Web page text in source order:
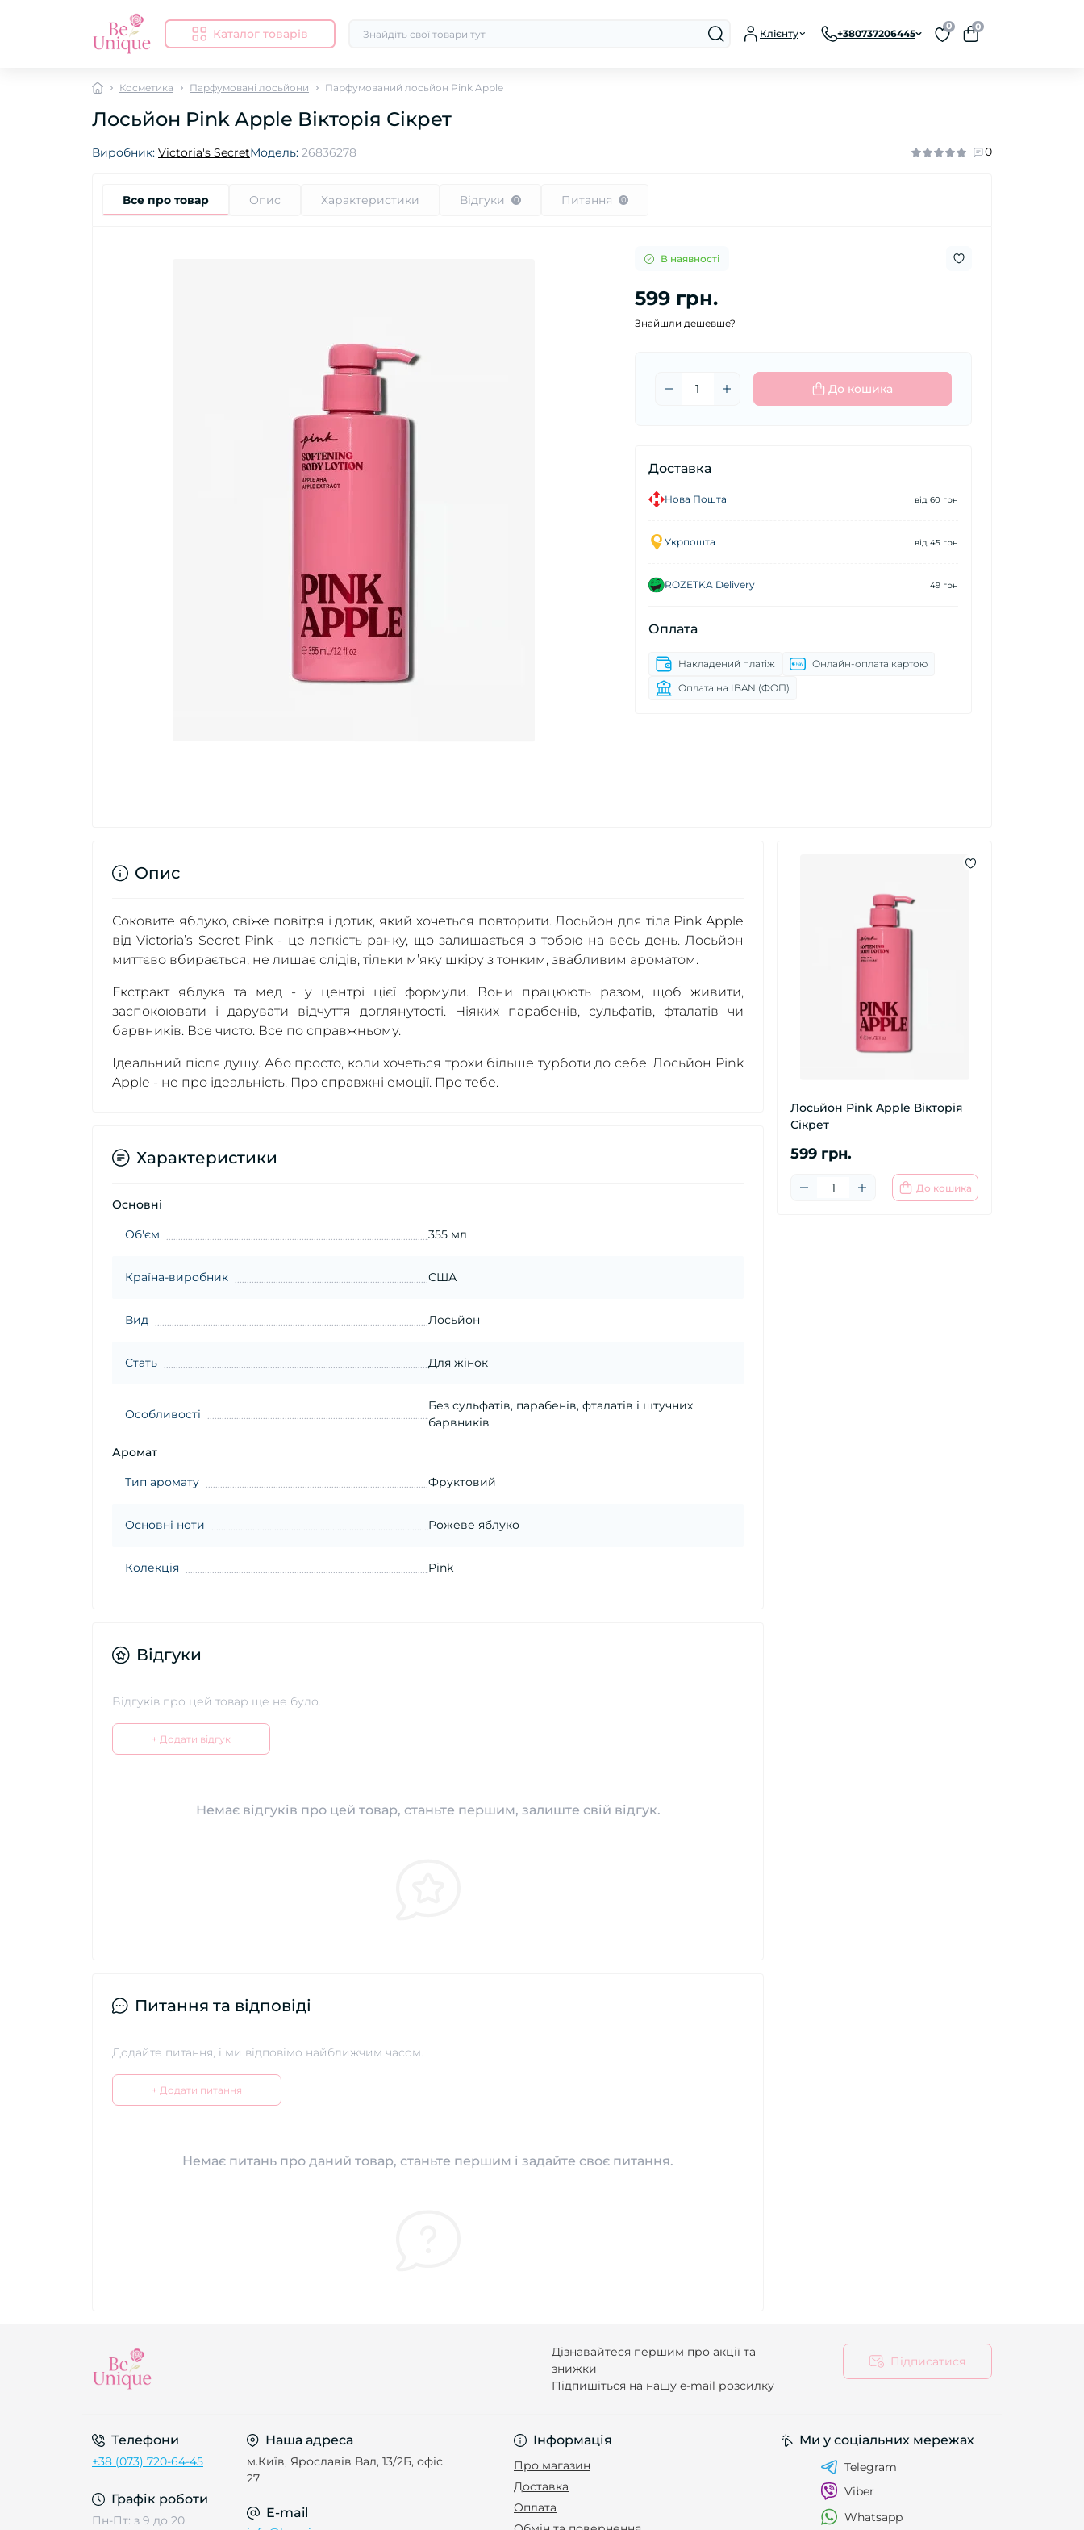
Каталог товарів Клієнту +380737206445
0 0
Косметика Парфумовані лосьйони Парфумований лосьйон Pink Apple
Лосьйон Pink Apple Вікторія Сікрет
Виробник: Victoria's SecretМодель: 26836278 0
Все про товар Опис Характеристики Відгуки 0 Питання 0
В наявності
599 грн.
Знайшли дешевше?
До кошика
Доставка
Нова Пошта від 60 грн
Укрпошта від 45 грн
ROZETKA Delivery 49 грн
Оплата
Накладений платіж
Онлайн-оплата картою
Оплата на IBAN (ФОП)
Лосьйон Pink Apple Вікторія
Сікрет
599 грн.
До кошика
Опис
Соковите яблуко, свіже повітря і дотик, який хочеться повторити. Лосьйон для тіла Pink Apple
від Victoria’s Secret Pink - це легкість ранку, що залишається з тобою на весь день. Лосьйон
миттєво вбирається, не лишає слідів, тільки м’яку шкіру з тонким, звабливим ароматом.
Екстракт яблука та мед - у центрі цієї формули. Вони працюють разом, щоб живити,
заспокоювати і дарувати відчуття доглянутості. Ніяких парабенів, сульфатів, фталатів чи
барвників. Все чисто. Все по справжньому.
Ідеальний після душу. Або просто, коли хочеться трохи більше турботи до себе. Лосьйон Pink
Apple - не про ідеальність. Про справжні емоції. Про тебе.
Характеристики
Основні
Об'єм 355 мл
Країна-виробник США
Вид Лосьйон
Стать Для жінок
Особливості
Без сульфатів, парабенів, фталатів і штучних
барвників
Аромат
Тип аромату Фруктовий
Основні ноти Рожеве яблуко
Колекція Pink
Відгуки
Відгуків про цей товар ще не було.
+ Додати відгук
Немає відгуків про цей товар, станьте першим, залиште свій відгук.
Питання та відповіді
Додайте питання, і ми відповімо найближчим часом.
+ Додати питання
Немає питань про даний товар, станьте першим і задайте своє питання.
Дізнавайтеся першим про акції та
знижки
Підпишіться на нашу e-mail розсилку
Підписатися
Телефони
+38 (073) 720-64-45
Графік роботи
Пн-Пт: з 9 до 20
Наша адреса
м.Київ, Ярославів Вал, 13/2Б, офіс
27
E-mail
Інформація
Про магазин
Доставка
Оплата
Ми у соціальних мережах
Telegram
Viber
Whatsapp